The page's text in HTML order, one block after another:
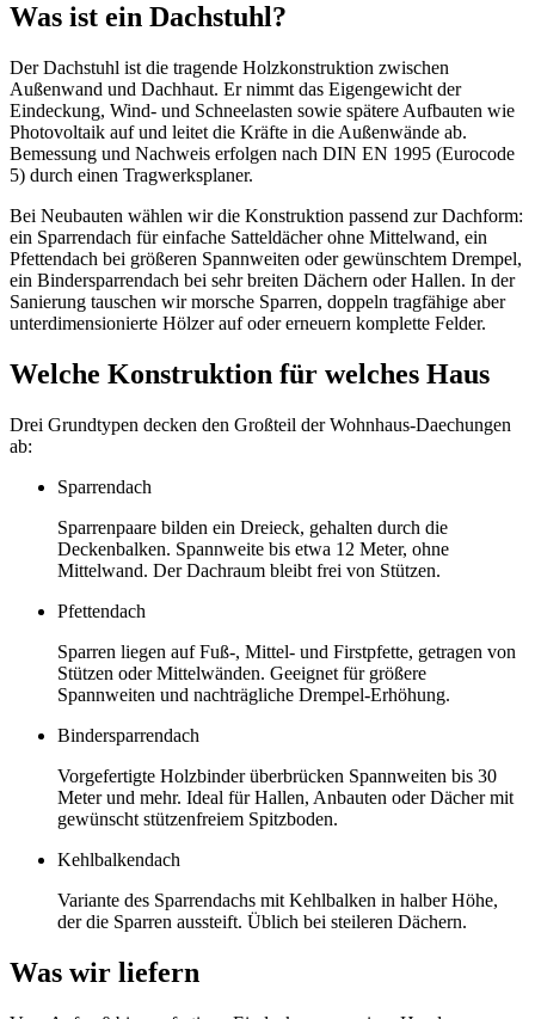
Was ist ein Dachstuhl?
Der Dachstuhl ist die tragende Holzkonstruktion zwischen
Außenwand und Dachhaut. Er nimmt das Eigengewicht der
Eindeckung, Wind- und Schneelasten sowie spätere Aufbauten wie
Photovoltaik auf und leitet die Kräfte in die Außenwände ab.
Bemessung und Nachweis erfolgen nach DIN EN 1995 (Eurocode
5) durch einen Tragwerksplaner.
Bei Neubauten wählen wir die Konstruktion passend zur Dachform:
ein Sparrendach für einfache Satteldächer ohne Mittelwand, ein
Pfettendach bei größeren Spannweiten oder gewünschtem Drempel,
ein Bindersparrendach bei sehr breiten Dächern oder Hallen. In der
Sanierung tauschen wir morsche Sparren, doppeln tragfähige aber
unterdimensionierte Hölzer auf oder erneuern komplette Felder.
Welche Konstruktion für welches Haus
Drei Grundtypen decken den Großteil der Wohnhaus-Daechungen
ab:
Sparrendach
Sparrenpaare bilden ein Dreieck, gehalten durch die
Deckenbalken. Spannweite bis etwa 12 Meter, ohne
Mittelwand. Der Dachraum bleibt frei von Stützen.
Pfettendach
Sparren liegen auf Fuß-, Mittel- und Firstpfette, getragen von
Stützen oder Mittelwänden. Geeignet für größere
Spannweiten und nachträgliche Drempel-Erhöhung.
Bindersparrendach
Vorgefertigte Holzbinder überbrücken Spannweiten bis 30
Meter und mehr. Ideal für Hallen, Anbauten oder Dächer mit
gewünscht stützenfreiem Spitzboden.
Kehlbalkendach
Variante des Sparrendachs mit Kehlbalken in halber Höhe,
der die Sparren aussteift. Üblich bei steileren Dächern.
Was wir liefern